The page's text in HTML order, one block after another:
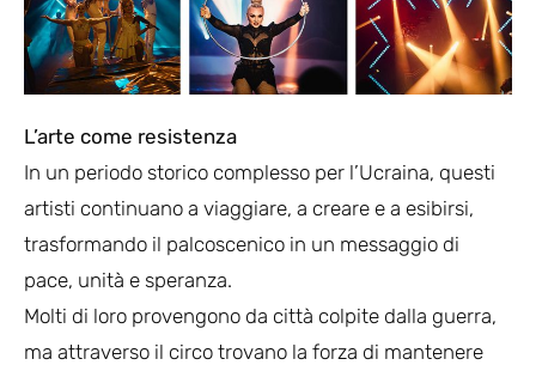
L’arte come resistenza
In un periodo storico complesso per l’Ucraina, questi
artisti continuano a viaggiare, a creare e a esibirsi,
trasformando il palcoscenico in un messaggio di
pace, unità e speranza.
Molti di loro provengono da città colpite dalla guerra,
ma attraverso il circo trovano la forza di mantenere